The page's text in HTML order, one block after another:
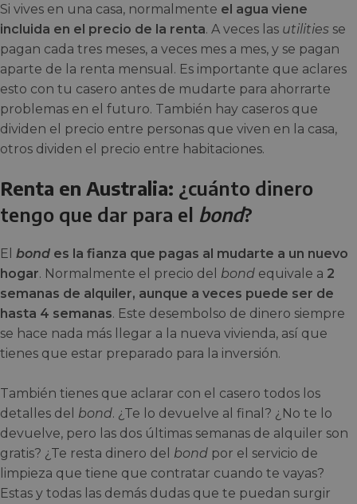
Si vives en una casa, normalmente el agua viene
incluida en el precio de la renta. A veces las utilities se
pagan cada tres meses, a veces mes a mes, y se pagan
aparte de la renta mensual. Es importante que aclares
esto con tu casero antes de mudarte para ahorrarte
problemas en el futuro. También hay caseros que
dividen el precio entre personas que viven en la casa,
otros dividen el precio entre habitaciones.
Renta en Australia: ¿cuánto dinero
tengo que dar para el bond?
El bond es la fianza que pagas al mudarte a un nuevo
hogar. Normalmente el precio del bond equivale a 2
semanas de alquiler, aunque a veces puede ser de
hasta 4 semanas. Este desembolso de dinero siempre
se hace nada más llegar a la nueva vivienda, así que
tienes que estar preparado para la inversión.
También tienes que aclarar con el casero todos los
detalles del bond. ¿Te lo devuelve al final? ¿No te lo
devuelve, pero las dos últimas semanas de alquiler son
gratis? ¿Te resta dinero del bond por el servicio de
limpieza que tiene que contratar cuando te vayas?
Estas y todas las demás dudas que te puedan surgir